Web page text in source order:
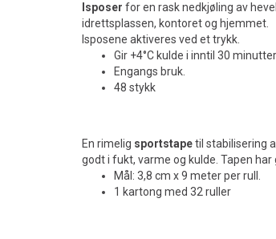
Isposer for en rask nedkjøling av
idrettsplassen, kontoret og hjemmet.
Isposene aktiveres ved et trykk.
Gir +4°C kulde i inntil 30 minutter.
Engangs bruk.
48 stykk
En rimelig sportstapetil stabilisering
godt i fukt, varme og kulde. Tapen
Mål: 3,8 cm x 9 meter per rull.
1 kartong med 32 ruller